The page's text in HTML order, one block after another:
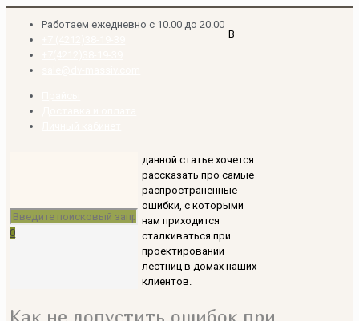
Работаем ежедневно с 10.00 до 20.00
0
В
данной статье хочется
рассказать про самые
распространенные
ошибки, с которыми
нам приходится
сталкиваться при
проектировании
лестниц в домах наших
клиентов.